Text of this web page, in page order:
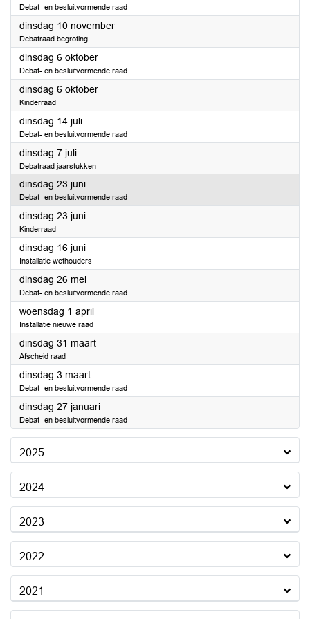
Debat- en besluitvormende raad
dinsdag 10 november2026
Debatraad begroting
dinsdag 6 oktober2026
Debat- en besluitvormende raad
dinsdag 6 oktober2026
Kinderraad
dinsdag 14 juli2026
Debat- en besluitvormende raad
dinsdag 7 juli2026
Debatraad jaarstukken
dinsdag 23 juni2026
Debat- en besluitvormende raad
dinsdag 23 juni2026
Kinderraad
dinsdag 16 juni2026
Installatie wethouders
dinsdag 26 mei2026
Debat- en besluitvormende raad
woensdag 1 april2026
Installatie nieuwe raad
dinsdag 31 maart2026
Afscheid raad
dinsdag 3 maart2026
Debat- en besluitvormende raad
dinsdag 27 januari2026
Debat- en besluitvormende raad
2025
2024
2023
2022
2021